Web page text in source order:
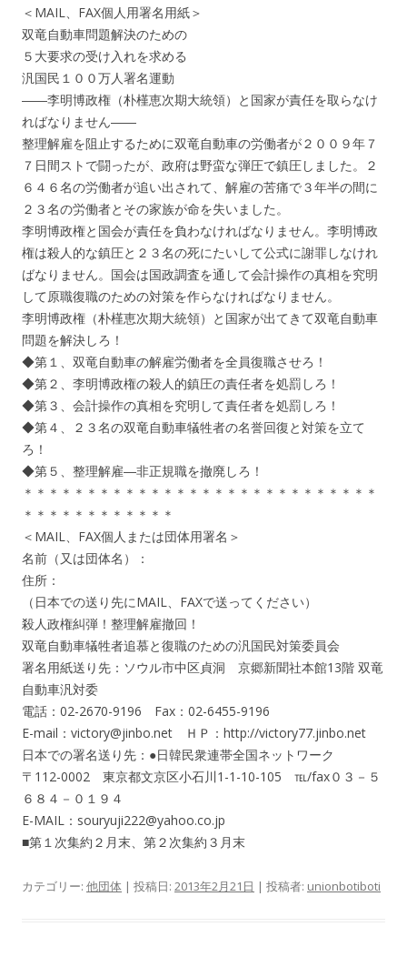
＜MAIL、FAX個人用署名用紙＞
双竜自動車問題解決のための
５大要求の受け入れを求める
汎国民１００万人署名運動
――李明博政権（朴槿恵次期大統領）と国家が責任を取らなけ
ればなりません――
整理解雇を阻止するために双竜自動車の労働者が２００９年７
７日間ストで闘ったが、政府は野蛮な弾圧で鎮圧しました。２
６４６名の労働者が追い出されて、解雇の苦痛で３年半の間に
２３名の労働者とその家族が命を失いました。
李明博政権と国会が責任を負わなければなりません。李明博政
権は殺人的な鎮圧と２３名の死にたいして公式に謝罪しなけれ
ばなりません。国会は国政調査を通して会計操作の真相を究明
して原職復職のための対策を作らなければなりません。
李明博政権（朴槿恵次期大統領）と国家が出てきて双竜自動車
問題を解決しろ！
◆第１、双竜自動車の解雇労働者を全員復職させろ！
◆第２、李明博政権の殺人的鎮圧の責任者を処罰しろ！
◆第３、会計操作の真相を究明して責任者を処罰しろ！
◆第４、２３名の双竜自動車犠牲者の名誉回復と対策を立て
ろ！
◆第５、整理解雇―非正規職を撤廃しろ！
＊＊＊＊＊＊＊＊＊＊＊＊＊＊＊＊＊＊＊＊＊＊＊＊＊＊＊＊
＊＊＊＊＊＊＊＊＊＊＊＊
＜MAIL、FAX個人または団体用署名＞
名前（又は団体名）：
住所：
（日本での送り先にMAIL、FAXで送ってください）
殺人政権糾弾！整理解雇撤回！
双竜自動車犠牲者追慕と復職のための汎国民対策委員会
署名用紙送り先：ソウル市中区貞洞 京郷新聞社本館13階 双竜
自動車汎対委
電話：02-2670-9196 Fax：02-6455-9196
E-mail：victory@jinbo.net ＨＰ：http://victory77.jinbo.net
日本での署名送り先：●日韓民衆連帯全国ネットワーク
〒112-0002 東京都文京区小石川1-1-10-105 ℡/fax０３－５
６８４－０１９４
E-MAIL：souryuji222@yahoo.co.jp
■第１次集約２月末、第２次集約３月末
カテゴリー: 他団体 | 投稿日: 2013年2月21日 | 投稿者: unionbotiboti